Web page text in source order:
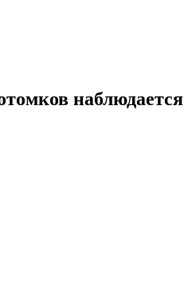
наблюдается